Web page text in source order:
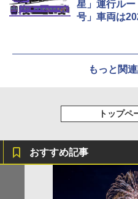
星」運行ル
号」車両は
もっと関
トップペ
おすすめ記事